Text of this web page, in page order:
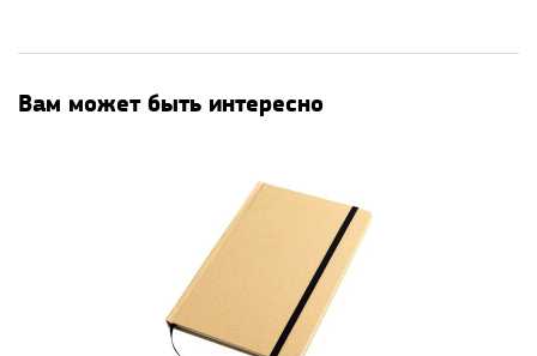
Вам может быть интересно